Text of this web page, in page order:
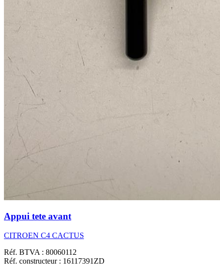
Appui tete avant
CITROEN C4 CACTUS
Réf. BTVA : 80060112
Réf. constructeur : 16117391ZD